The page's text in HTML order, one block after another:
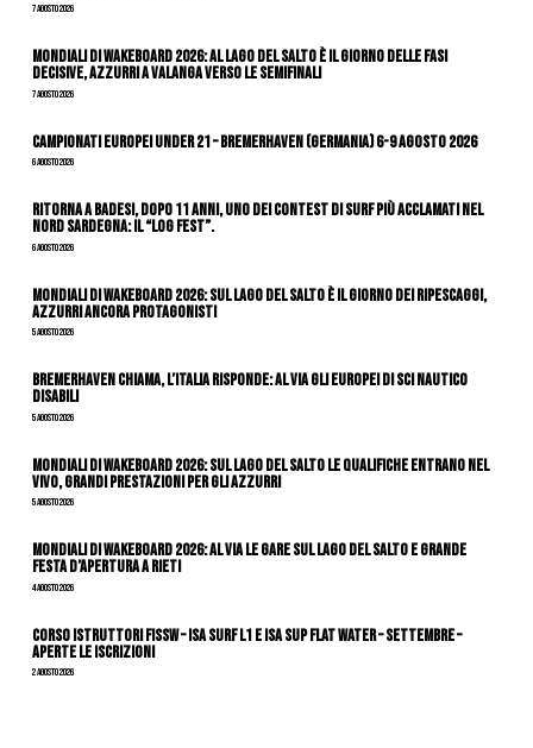
7 Agosto 2026
Mondiali di Wakeboard 2026: al Lago del Salto è il giorno delle fasi
decisive, azzurri a valanga verso le semifinali
7 Agosto 2026
Campionati Europei Under 21 – Bremerhaven (Germania) 6-9 agosto 2026
6 Agosto 2026
Ritorna a Badesi, dopo 11 anni, uno dei contest di surf più acclamati nel
nord Sardegna: il “Log Fest”.
6 Agosto 2026
Mondiali di Wakeboard 2026: sul Lago del Salto è il giorno dei ripescaggi,
azzurri ancora protagonisti
5 Agosto 2026
Bremerhaven chiama, l’Italia risponde: al via gli Europei di Sci Nautico
Disabili
5 Agosto 2026
Mondiali di Wakeboard 2026: sul Lago del Salto le qualifiche entrano nel
vivo, grandi prestazioni per gli azzurri
5 Agosto 2026
Mondiali di Wakeboard 2026: al via le gare sul Lago del Salto e grande
festa d’apertura a Rieti
4 Agosto 2026
CORSO ISTRUTTORI FISSW – ISA SURF L1 e ISA SUP Flat Water – SETTEMBRE –
APERTE LE ISCRIZIONI
2 Agosto 2026